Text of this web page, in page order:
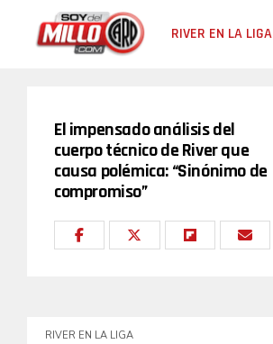
RIVER EN LA LIGA
El impensado análisis del
cuerpo técnico de River que
causa polémica: “Sinónimo de
compromiso”
RIVER EN LA LIGA